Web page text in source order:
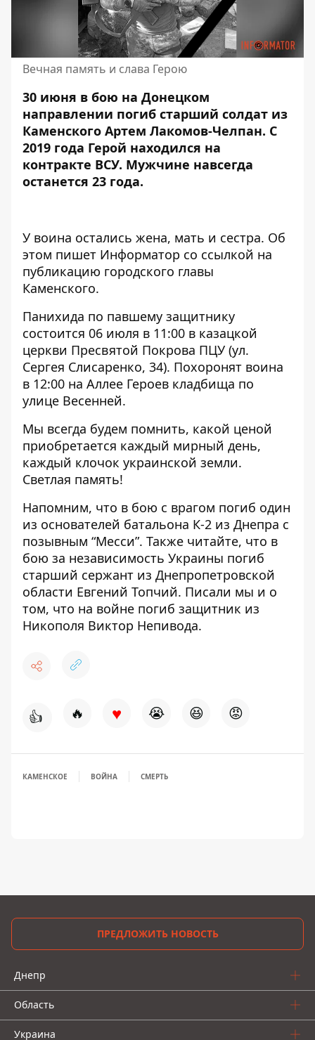
Вечная память и слава Герою
30 июня в бою на Донецком
направлении погиб старший солдат из
Каменского Артем Лакомов-Челпан. С
2019 года Герой находился на
контракте ВСУ. Мужчине навсегда
останется 23 года.
У воина остались жена, мать и сестра. Об
этом пишет Информатор со ссылкой на
публикацию городского главы
Каменского.
Панихида по павшему защитнику
состоится 0️6️ июля в 1️1️:0️0️ в казацкой
церкви Пресвятой Покрова ПЦУ (ул.
Сергея Слисаренко, 34). Похоронят воина
в 1️2:0️0️ на Аллее Героев кладбища по
улице Весенней.
Мы всегда будем помнить, какой ценой
приобретается каждый мирный день,
каждый клочок украинской земли.
Светлая память!
Напомним, что в бою с врагом погиб один
из основателей батальона К-2 из Днепра с
позывным “Месси”. Также читайте, что в
бою за независимость Украины погиб
старший сержант из Днепропетровской
области Евгений Топчий. Писали мы и о
том, что на войне погиб защитник из
Никополя Виктор Непивода.
👍 🔥 ♥ 😭 😆 😡
КАМЕНСКОЕ ВОЙНА СМЕРТЬ
ПРЕДЛОЖИТЬ НОВОСТЬ
Днепр
Область
Украина